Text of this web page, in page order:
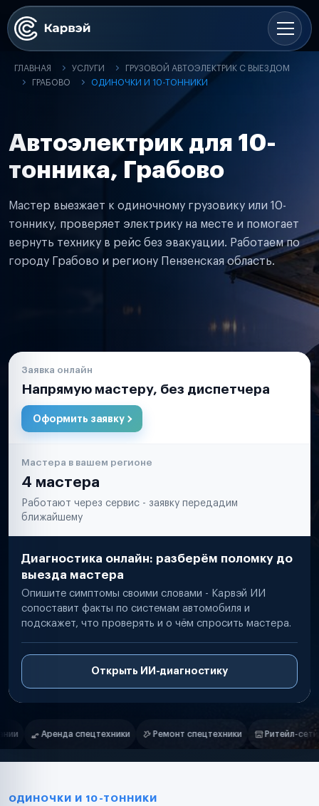
ГЛАВНАЯ УСЛУГИ
ГРУЗОВОЙ АВТОЭЛЕКТРИК С ВЫЕЗДОМ
ГРАБОВО
ОДИНОЧКИ И 10-ТОННИКИ
Автоэлектрик для 10-
тонника, Грабово
Мастер выезжает к одиночному грузовику или 10-
тоннику, проверяет электрику на месте и помогает
вернуть технику в рейс без эвакуации. Работаем по
городу Грабово и региону Пензенская область.
Заявка онлайн
Напрямую мастеру, без диспетчера
Оформить заявку
Мастера в вашем регионе
4 мастера
Работают через сервис - заявку передадим
ближайшему
Диагностика онлайн: разберём поломку до
выезда мастера
Опишите симптомы своими словами - Карвэй ИИ
сопоставит факты по системам автомобиля и
подскажет, что проверять и о чём спросить мастера.
Открыть ИИ-диагностику
Нам доверяют
Ремонт спецтехники Ритейл-сети Управляющие компании
Маркетплейсы
Таксопарки
ОДИНОЧКИ И 10-ТОННИКИ